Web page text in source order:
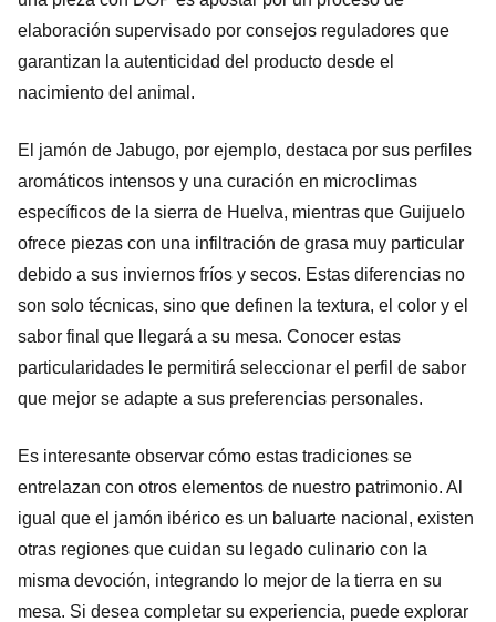
elaboración supervisado por consejos reguladores que
garantizan la autenticidad del producto desde el
nacimiento del animal.
El jamón de Jabugo, por ejemplo, destaca por sus perfiles
aromáticos intensos y una curación en microclimas
específicos de la sierra de Huelva, mientras que Guijuelo
ofrece piezas con una infiltración de grasa muy particular
debido a sus inviernos fríos y secos. Estas diferencias no
son solo técnicas, sino que definen la textura, el color y el
sabor final que llegará a su mesa. Conocer estas
particularidades le permitirá seleccionar el perfil de sabor
que mejor se adapte a sus preferencias personales.
Es interesante observar cómo estas tradiciones se
entrelazan con otros elementos de nuestro patrimonio. Al
igual que el jamón ibérico es un baluarte nacional, existen
otras regiones que cuidan su legado culinario con la
misma devoción, integrando lo mejor de la tierra en su
mesa. Si desea completar su experiencia, puede explorar